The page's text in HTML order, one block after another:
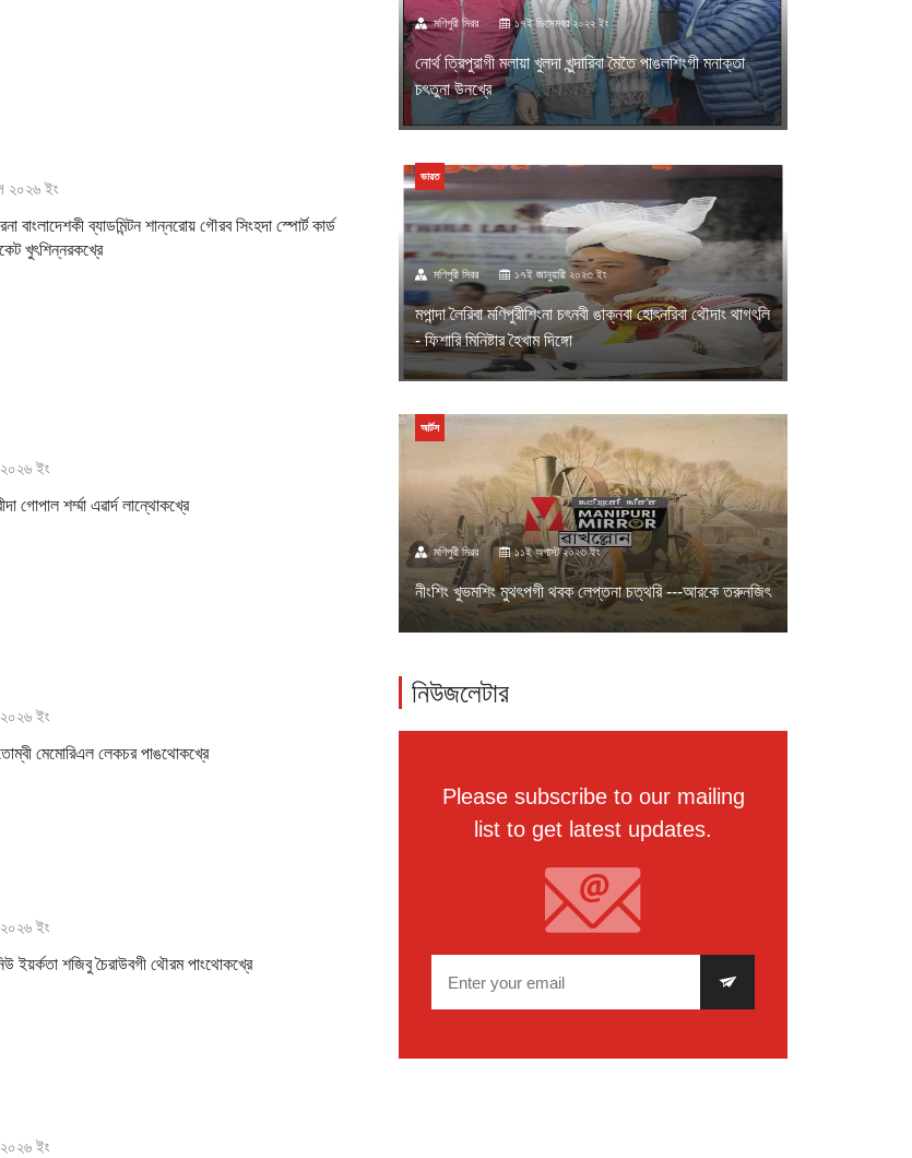
২০২৬ ইং
বাংলাদেশকী ব্যাডমিন্টন শান্নরোয় গৌরব সিংহদা স্পোর্ট কার্ড
খুৎশিন্নরকখ্রে
২০২৬ ইং
গোপাল শর্ম্মা এৱার্দ লান্থোকখ্রে
২০২৬ ইং
মেমোরিএল লেকচর পাঙথোকখ্রে
২০২৬ ইং
ইয়র্কতা শজিবু চৈরাউবগী থৌরম পাংথোকখ্রে
২০২৬ ইং
মণিপুরী মিরর ১৭ই ডিসেম্বর ২০২২ ইং
নোর্থ ত্রিপুরাগী মলায়া খুলদা খুন্দারিবা মৈতৈ পাঙলশিংগী মনাক্তা
চৎতুনা উনখ্রে
মণিপুরী মিরর ১৭ই জানুয়ারী ২০২৩ ইং
মপান্দা লৈরিবা মণিপুরীশিংনা চৎনবী ঙাক্নবা হোৎনরিবা থৌদাং থাগৎলি
- ফিশারি মিনিষ্টার হৈখাম দিঙ্গো
ভারত
মণিপুরী মিরর ১১ই অগাস্ট ২০২৩ ইং
নীংশিং খুভমশিং মুথৎপগী থবক লেপ্তনা চত্থরি ---আরকে তরুনজিৎ
আর্টস
নিউজলেটার
Please subscribe to our mailing
list to get latest updates.